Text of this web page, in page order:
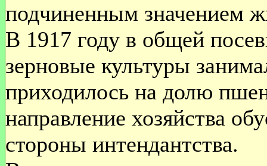
подчиненным значением
В 1917 году в общей
зерновые культуры
приходилось на долю
направление хозяйства
стороны интендантства.